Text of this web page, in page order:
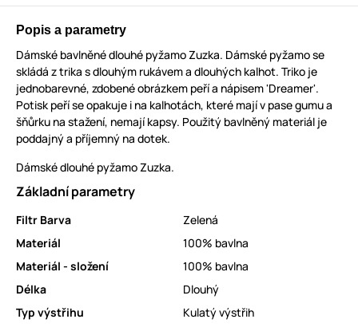
Popis a parametry
Dámské bavlněné dlouhé pyžamo Zuzka. Dámské pyžamo se
skládá z trika s dlouhým rukávem a dlouhých kalhot. Triko je
jednobarevné, zdobené obrázkem peří a nápisem 'Dreamer'.
Potisk peří se opakuje i na kalhotách, které mají v pase gumu a
šňůrku na stažení, nemají kapsy. Použitý bavlněný materiál je
poddajný a příjemný na dotek.
Dámské dlouhé pyžamo Zuzka.
Základní parametry
Filtr Barva
Zelená
Materiál
100% bavlna
Materiál - složení
100% bavlna
Délka
Dlouhý
Typ výstřihu
Kulatý výstřih